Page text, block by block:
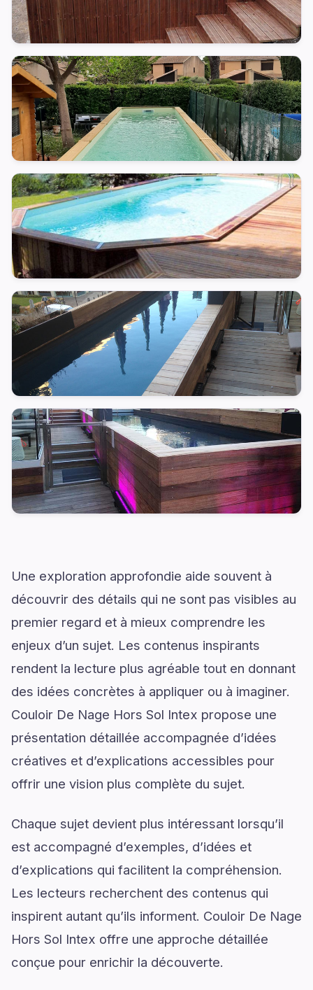
Une exploration approfondie aide souvent à
découvrir des détails qui ne sont pas visibles au
premier regard et à mieux comprendre les
enjeux d’un sujet. Les contenus inspirants
rendent la lecture plus agréable tout en donnant
des idées concrètes à appliquer ou à imaginer.
Couloir De Nage Hors Sol Intex propose une
présentation détaillée accompagnée d’idées
créatives et d’explications accessibles pour
offrir une vision plus complète du sujet.
Chaque sujet devient plus intéressant lorsqu’il
est accompagné d’exemples, d’idées et
d’explications qui facilitent la compréhension.
Les lecteurs recherchent des contenus qui
inspirent autant qu’ils informent. Couloir De Nage
Hors Sol Intex offre une approche détaillée
conçue pour enrichir la découverte.